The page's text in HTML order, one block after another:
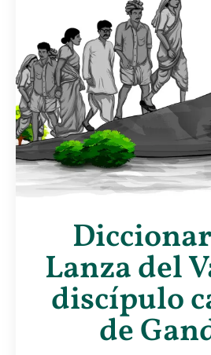
Lanza del
discípulo
de